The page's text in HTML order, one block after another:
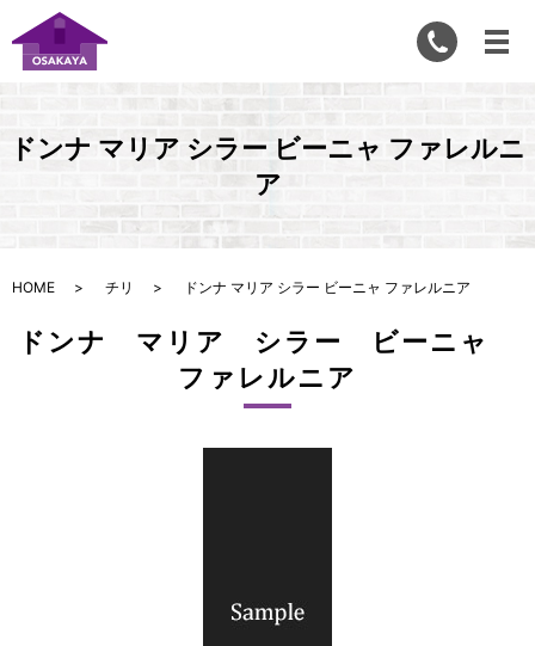
ドンナ マリア シラー ビーニャ ファレルニ
ア
HOME チリ ドンナ マリア シラー ビーニャ ファレルニア
ドンナ マリア シラー ビーニャ
ファレルニア